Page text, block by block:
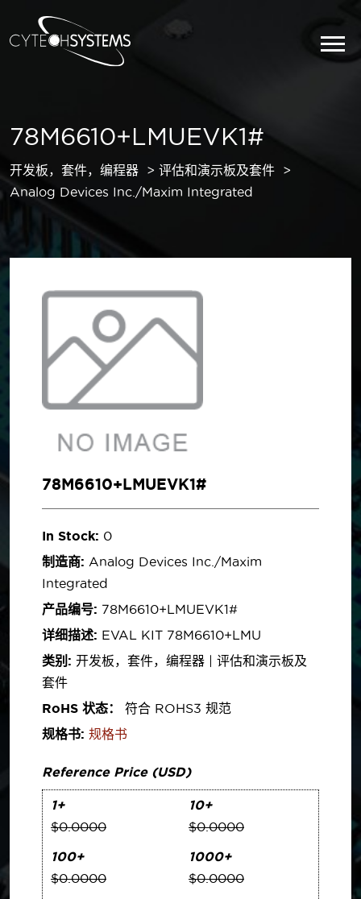
78M6610+LMUEVK1#
开发板，套件，编程器
评估和演示板及套件
Analog Devices Inc./Maxim Integrated
78M6610+LMUEVK1#
In Stock: 0
制造商: Analog Devices Inc./Maxim
Integrated
产品编号: 78M6610+LMUEVK1#
详细描述: EVAL KIT 78M6610+LMU
类别: 开发板，套件，编程器 | 评估和演示板及
套件
RoHS 状态：
符合 ROHS3 规范
规格书: 规格书
Reference Price (USD)
1+
$0.0000
10+
$0.0000
100+
$0.0000
1000+
$0.0000